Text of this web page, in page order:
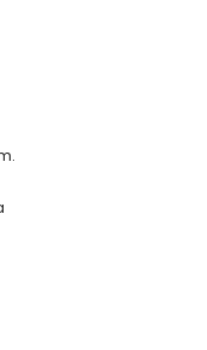
de Murcia
apartamento)
a menos de 50
tiene
familias con niños.
en el precio del
planchar